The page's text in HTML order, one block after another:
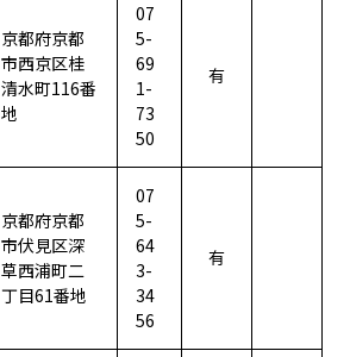
京都府京都
市西京区桂
清水町116番
地
07
5-
69
1-
73
50
有
京都府京都
市伏見区深
草西浦町二
丁目61番地
07
5-
64
3-
34
56
有